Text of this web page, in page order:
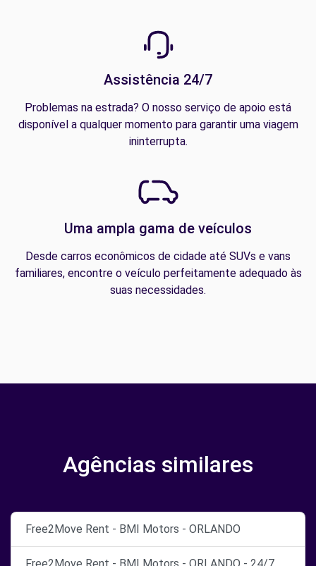
Assistência 24/7
Problemas na estrada? O nosso serviço de apoio está
disponível a qualquer momento para garantir uma viagem
ininterrupta.
Uma ampla gama de veículos
Desde carros econômicos de cidade até SUVs e vans
familiares, encontre o veículo perfeitamente adequado às
suas necessidades.
Agências similares
Free2Move Rent - BMI Motors - ORLANDO